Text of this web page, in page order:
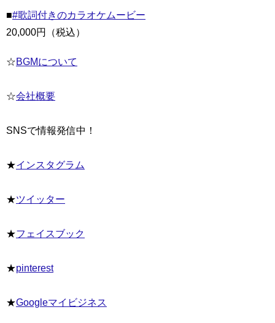
■#歌詞付きのカラオケムービー
20,000円（税込）
☆BGMについて
☆会社概要
SNSで情報発信中！
★インスタグラム
★ツイッター
★フェイスブック
★pinterest
★Googleマイビジネス